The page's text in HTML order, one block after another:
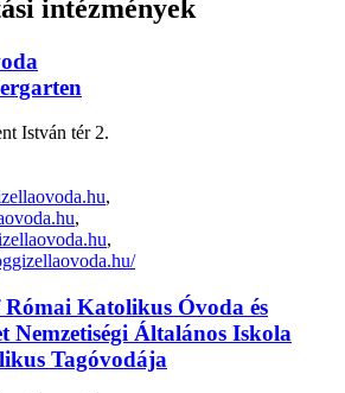
intézmények
István tér 2.
,
,
,
Római Katolikus Óvoda és
Nemzetiségi Általános Iskola
Tagóvodája